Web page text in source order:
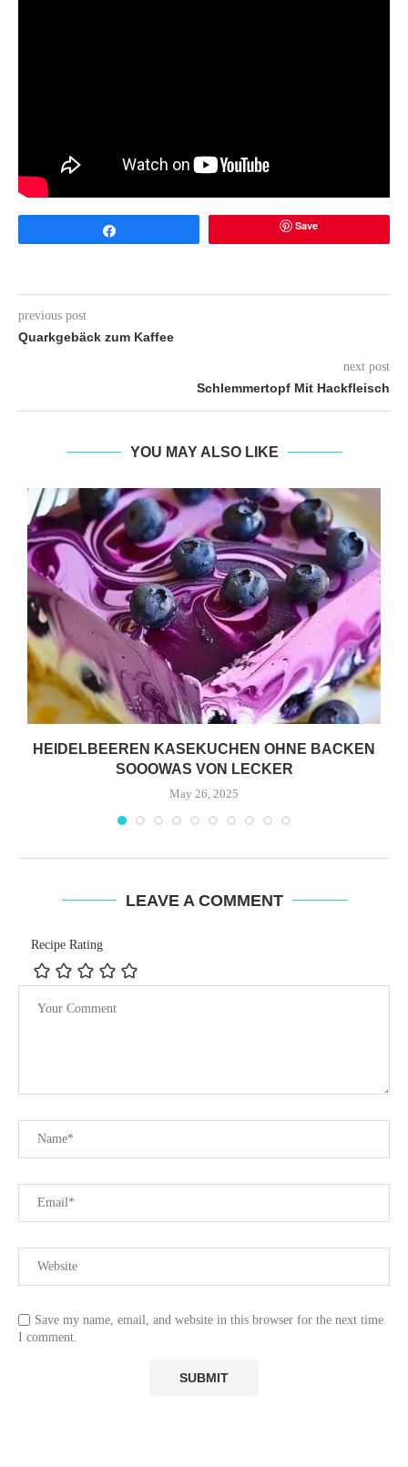
Save
previous post
Quarkgebäck zum Kaffee
next post
Schlemmertopf Mit Hackfleisch
YOU MAY ALSO LIKE
HEIDELBEEREN KASEKUCHEN OHNE BACKEN
SOOOWAS VON LECKER
May 26, 2025
LEAVE A COMMENT
Recipe Rating
Save my name, email, and website in this browser for the next time
I comment.